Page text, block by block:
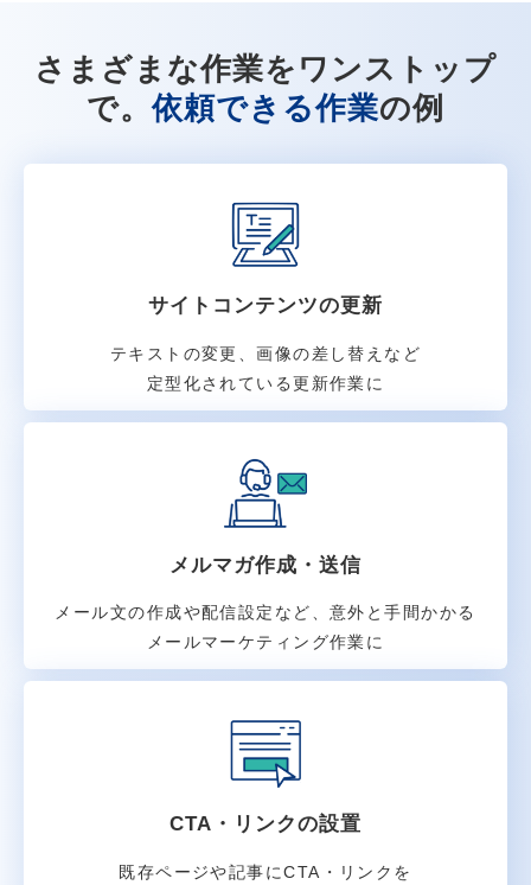
さまざまな作業をワンストップ
で。依頼できる作業の例
サイトコンテンツの更新
テキストの変更、画像の差し替えなど
定型化されている更新作業に
メルマガ作成・送信
メール文の作成や配信設定など、意外と手間かかる
メールマーケティング作業に
CTA・リンクの設置
既存ページや記事にCTA・リンクを